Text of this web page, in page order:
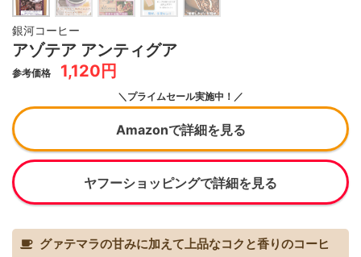
銀河コーヒー
アゾテア アンティグア
参考価格 1,120円
＼プライムセール実施中！／
Amazonで詳細を見る
ヤフーショッピングで詳細を見る
グァテマラの甘みに加えて上品なコクと香りのコーヒ